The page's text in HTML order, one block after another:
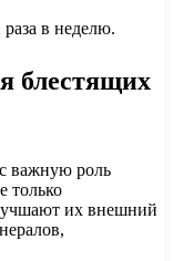
в неделю.
блестящих
важную роль
только
их внешний